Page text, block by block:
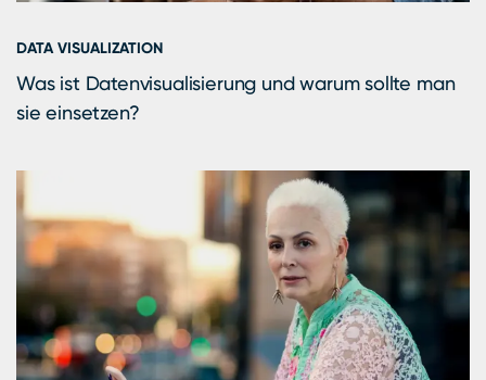
DATA VISUALIZATION
Was ist Datenvisualisierung und warum sollte man
sie einsetzen?